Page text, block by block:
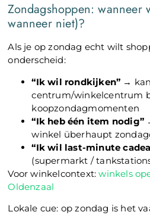
Zondagshoppen: wanneer
wanneer niet)?
Als je op zondag echt wilt
onderscheid:
“Ik wil rondkijken” →
centrum/winkelcentrum
koopzondagmomenten
“Ik heb één item nodig”
winkel überhaupt
“Ik wil last-minute
(supermarkt /
Voor winkelcontext:winkels
Oldenzaal
Lokale cue: op zondag is het